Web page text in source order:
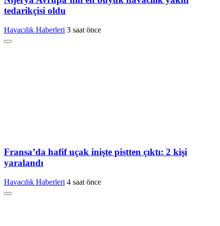
tedarikçisi oldu
Havacılık Haberleri 3 saat önce
Fransa’da hafif uçak inişte pistten çıktı: 2 kişi
yaralandı
Havacılık Haberleri 4 saat önce